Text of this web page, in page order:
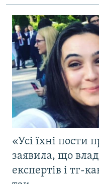
«Усі їхні пости
заявила, що
експертів і тг-